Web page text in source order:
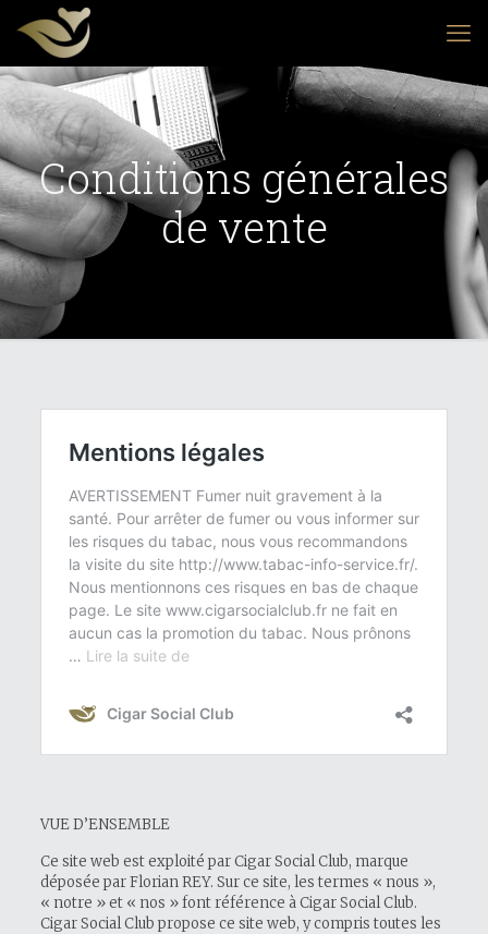
Conditions générales
de vente
VUE D’ENSEMBLE
Ce site web est exploité par Cigar Social Club, marque
déposée par Florian REY. Sur ce site, les termes « nous »,
« notre » et « nos » font référence à Cigar Social Club.
Cigar Social Club propose ce site web, y compris toutes les